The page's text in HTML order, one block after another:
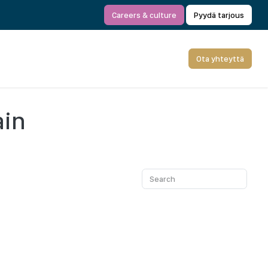
Careers & culture Pyydä tarjous
Ota yhteyttä